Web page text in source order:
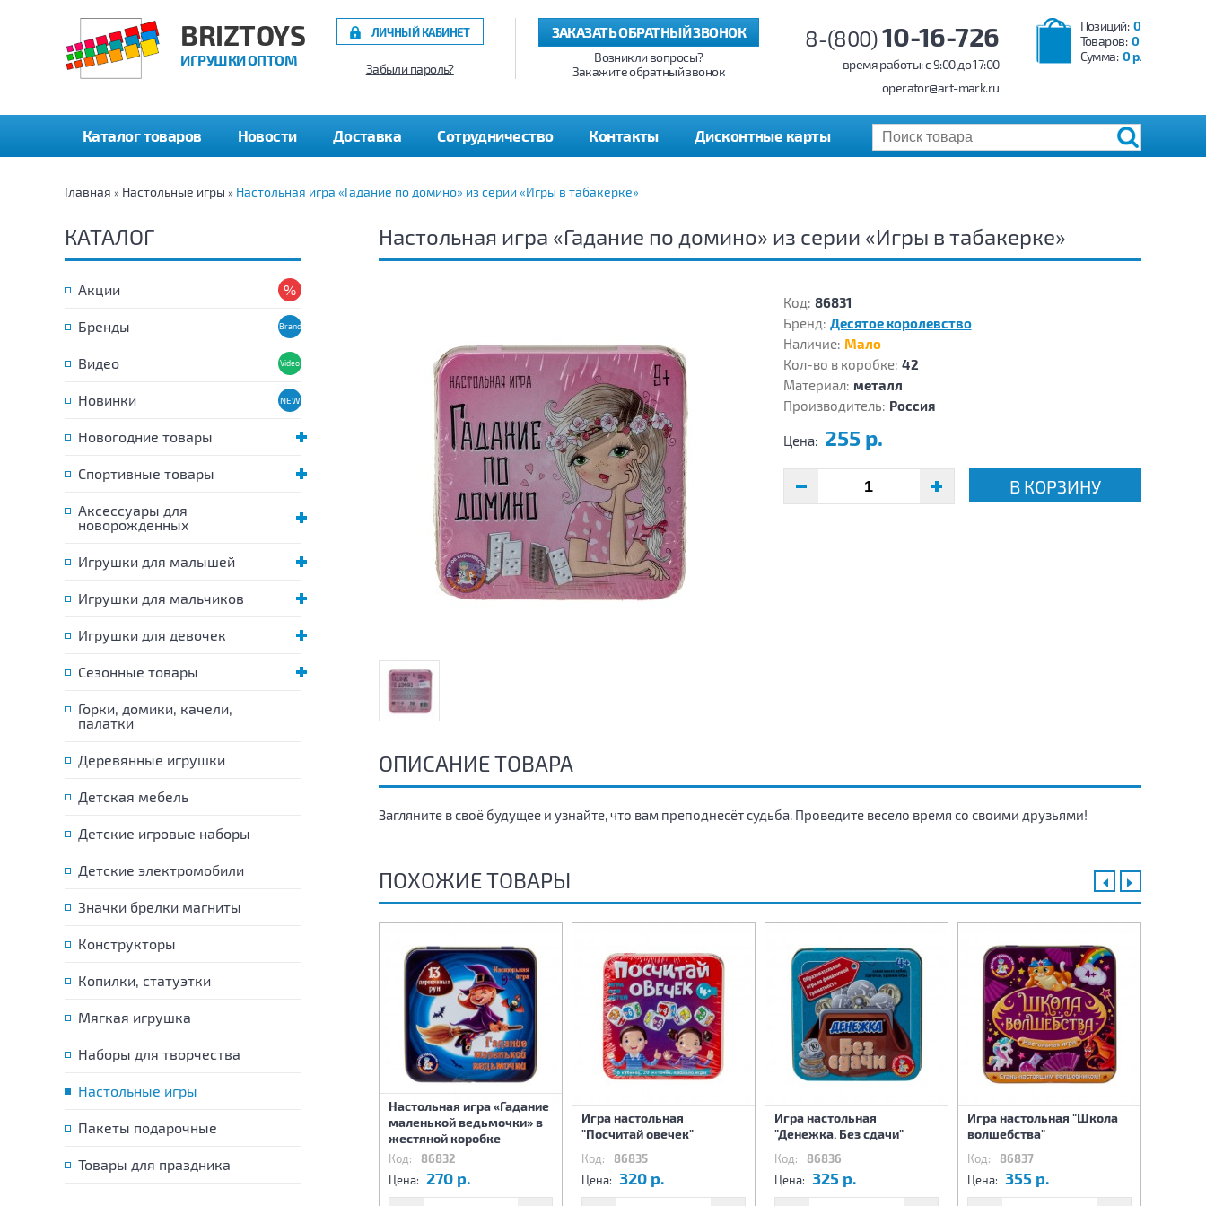
BRIZTOYS
ИГРУШКИ ОПТОМ
Позиций: 0
Товаров: 0
Сумма: 0 р.
8-(800)10-16-726
время работы: c 9:00 до 17:00
operator@art-mark.ru
ЗАКАЗАТЬ ОБРАТНЫЙ ЗВОНОК
Возникли вопросы?
Закажите обратный звонок
ЛИЧНЫЙ КАБИНЕТ
Забыли пароль?
Каталог товаров Новости Доставка Сотрудничество Контакты Дисконтные карты
Главная » Настольные игры » Настольная игра «Гадание по домино» из серии «Игры в табакерке»
КАТАЛОГ
Акции
Бренды
Видео
Новинки
Новогодние товары
Спортивные товары
Аксессуары для
новорожденных
Игрушки для малышей
Игрушки для мальчиков
Игрушки для девочек
Сезонные товары
Горки, домики, качели,
палатки
Деревянные игрушки
Детская мебель
Детские игровые наборы
Детские электромобили
Значки брелки магниты
Конструкторы
Копилки, статуэтки
Мягкая игрушка
Наборы для творчества
Настольные игры
Пакеты подарочные
Товары для праздника
Настольная игра «Гадание по домино» из серии «Игры в табакерке»
Код: 86831
Бренд: Десятое королевство
Наличие: Мало
Кол-во в коробке: 42
Материал: металл
Производитель: Россия
Цена: 255 р.
В КОРЗИНУ
ОПИСАНИЕ ТОВАРА
Загляните в своё будущее и узнайте, что вам преподнесёт судьба. Проведите весело время со своими друзьями!
ПОХОЖИЕ ТОВАРЫ
Настольная игра
«Кубики для умников»
(жестяная коробочка)
мышелов"
Настольная игра «Гадание
маленькой ведьмочки» в
жестяной коробке
Код: 86832
Цена: 270 р.
Игра настольная
"Посчитай овечек"
Код: 86835
Цена: 320 р.
Игра настольная
"Денежка. Без сдачи"
Код: 86836
Цена: 325 р.
Игра настольная "Школа
волшебства"
Код: 86837
Цена: 355 р.